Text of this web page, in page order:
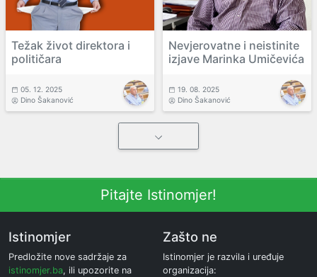
Težak život direktora i
političara
05. 12. 2025
Dino Šakanović
Nevjerovatne i neistinite
izjave Marinka Umičevića
19. 08. 2025
Dino Šakanović
Pitajte Istinomjer!
Istinomjer
Predložite nove sadržaje za
istinomjer.ba, ili upozorite na
Zašto ne
Istinomjer je razvila i uređuje
organizacija: